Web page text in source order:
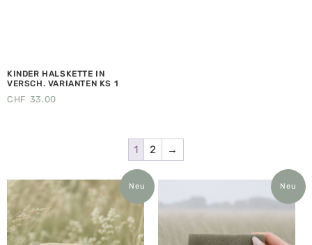
KINDER HALSKETTE IN
VERSCH. VARIANTEN KS 1
CHF 33.00
1 2 →
Neu Neu